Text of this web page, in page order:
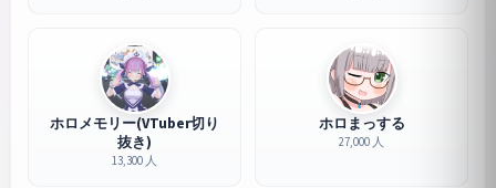
ホロメモリー(VTuber切り
抜き)
13,300 人
ホロまっする
27,000 人